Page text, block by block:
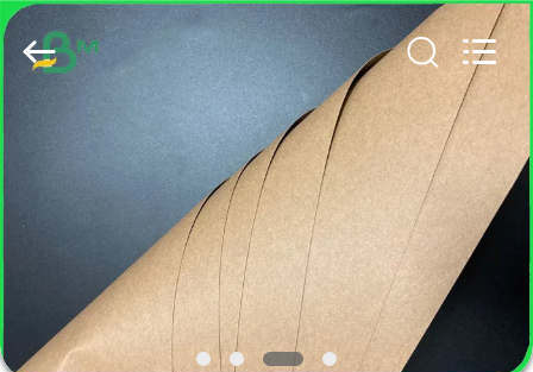
TRANG
CHỦ
CÁC
SẢN
PHẨM
GUANGZHOU
BMPAPER
CO.,
LTD..
All